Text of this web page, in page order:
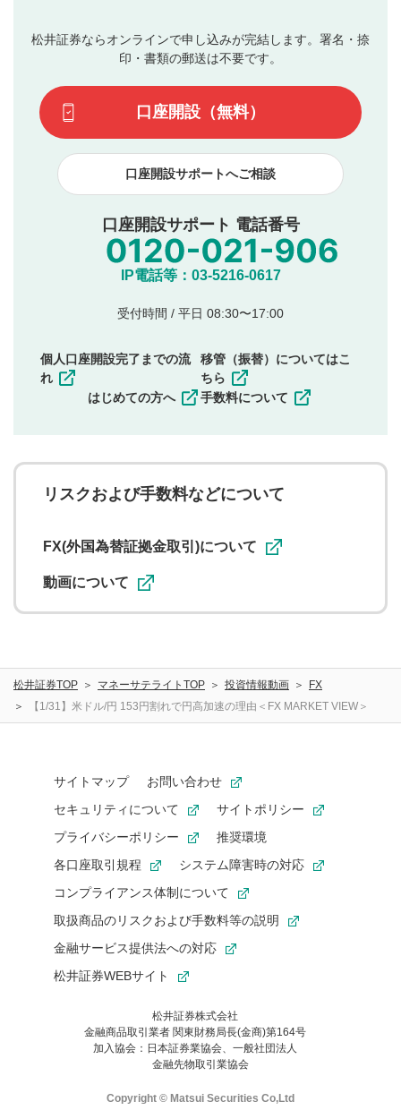
3
動画の評価
です）
評価およびコメントは当社にて審査のうえ、掲載となり
ます。掲載されるまでに日数がかかる場合や掲載されない
てはお答えできません。各動画コンテンツへの掲載をもっ
て結果のご連絡といたします。ご了承ください。
下記の項目に該当すると判断された投稿内容は、掲載を
見合わせる場合がございます。
本動画コンテンツとは無関係の内容の投稿
他者への誹謗中傷や差別的表現投稿
公序良俗に反する内容の投稿
氏名、住所、電話番号など個人を特定できる情報の
他のサイトへの誘導や営利目的、広告・宣伝を目
他者の権利（商標、著作権、その他の知的財産
その他当社が不適切と判断した投稿
一度投稿した評価およびコメントの変更・削除はできま
に関する著作者人格権を行使しないことに同意します。利
用者が投稿したコメントは、当社サービスの広告・宣伝、
ることがあります。
松井証券ならオンラインで申し込みが完結します。署名・捺
印・書類の郵送は不要です。
口座開設（無料）
口座開設サポートへご相談
口座開設サポート 電話番号
IP電話等：03-5216-0617
受付時間 / 平日 08:30〜17:00
個人口座開設完了までの流
れ
はじめての方へ
移管（振替）についてはこ
ちら
手数料について
リスクおよび手数料などについて
FX(外国為替証拠金取引)について
動画について
松井証券TOP マネーサテライトTOP 投資情報動画
FX
【1/31】米ドル/円 153円割れで円高加速の理由＜FX MARKET VIEW＞
サイトマップ
お問い合わせ
セキュリティについて
サイトポリシー
プライバシーポリシー
推奨環境
各口座取引規程
システム障害時の対応
コンプライアンス体制について
取扱商品のリスクおよび手数料等の説明
金融サービス提供法への対応
松井証券WEBサイト
松井証券株式会社
金融商品取引業者 関東財務局長(金商)第164号
加入協会：日本証券業協会、一般社団法人
金融先物取引業協会
Copyright © Matsui Securities Co,Ltd
お気に入り機能は松井証券の会員限定の機能です。
お気に入り登録いただくと、後からいつでもお気に入りのコンテ
ンツを一覧でご確認いただけます。
ご利用いただくには口座開設が必要です。